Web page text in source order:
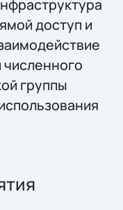
доступ и
группы